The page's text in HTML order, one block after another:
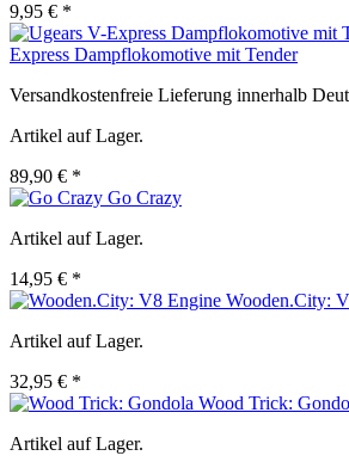
9,95 € *
Express Dampflokomotive mit Tender
Versandkostenfreie Lieferung innerhalb
Artikel auf Lager.
89,90 € *
Go Crazy
Artikel auf Lager.
14,95 € *
Wooden.City:
Artikel auf Lager.
32,95 € *
Wood Trick:
Artikel auf Lager.